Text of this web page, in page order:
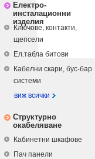
Електро-
инсталационни
изделия
Ключове, контакти,
щепсели
Ел.табла битови
Кабелни скари, бус-бар
системи
виж всички
Структурно
окабеляване
Кабинетни шкафове
Пач панели